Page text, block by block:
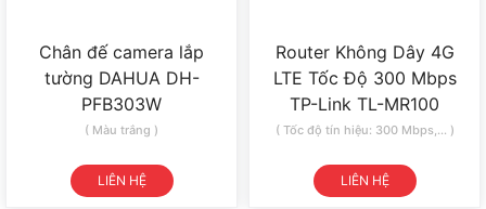
Chân đế camera lắp
tường DAHUA DH-
PFB303W
( Màu trắng )
LIÊN HỆ
Router Không Dây 4G
LTE Tốc Độ 300 Mbps
TP-Link TL-MR100
( Tốc độ tín hiệu: 300 Mbps,... )
LIÊN HỆ